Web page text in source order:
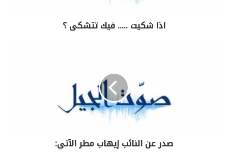
اذا شكيت ….. فيك تتشكى ؟
صدر عن النائب ⁧‫إيهاب مطر‬⁩ الآتي: